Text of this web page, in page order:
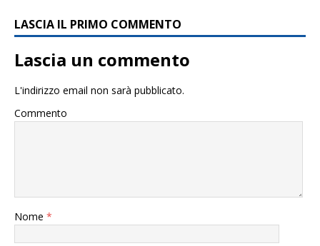
LASCIA IL PRIMO COMMENTO
Lascia un commento
L'indirizzo email non sarà pubblicato.
Commento
Nome *